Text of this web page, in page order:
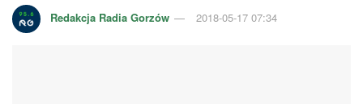
Redakcja Radia Gorzów 2018-05-17 07:34